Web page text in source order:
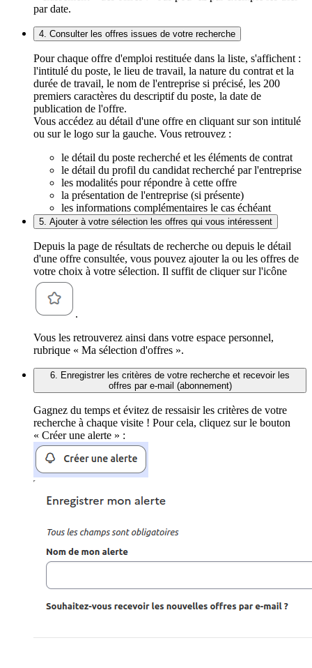
par date.
4. Consulter les offres issues de votre recherche
Pour chaque offre d'emploi restituée dans la liste, s'affichent :
l'intitulé du poste, le lieu de travail, la nature du contrat et la
durée de travail, le nom de l'entreprise si précisé, les 200
premiers caractères du descriptif du poste, la date de
publication de l'offre.
Vous accédez au détail d'une offre en cliquant sur son intitulé
ou sur le logo sur la gauche. Vous retrouvez :
le détail du poste recherché et les éléments de contrat
le détail du profil du candidat recherché par l'entreprise
les modalités pour répondre à cette offre
la présentation de l'entreprise (si présente)
les informations complémentaires le cas échéant
5. Ajouter à votre sélection les offres qui vous intéressent
Depuis la page de résultats de recherche ou depuis le détail
d'une offre consultée, vous pouvez ajouter la ou les offres de
votre choix à votre sélection. Il suffit de cliquer sur l'icône
.
Vous les retrouverez ainsi dans votre espace personnel,
rubrique « Ma sélection d'offres ».
6. Enregistrer les critères de votre recherche et recevoir les
offres par e-mail (abonnement)
Gagnez du temps et évitez de ressaisir les critères de votre
recherche à chaque visite ! Pour cela, cliquez sur le bouton
« Créer une alerte » :